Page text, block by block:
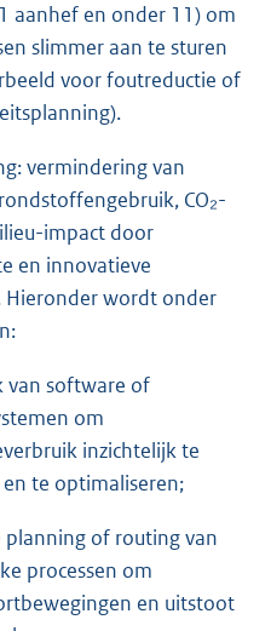
aanhef en onder 11) om
slimmer aan te sturen
voor foutreductie of
vermindering van
CO₂-
impact door
en innovatieve
Hieronder wordt onder
van software of
om
inzichtelijk te
te optimaliseren;
planning of routing van
processen om
en uitstoot